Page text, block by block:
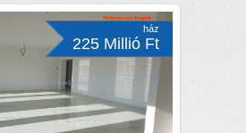
ház
225 Millió Ft